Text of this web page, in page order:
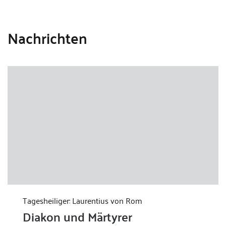
Nachrichten
Tagesheiliger: Laurentius von Rom
Diakon und Märtyrer